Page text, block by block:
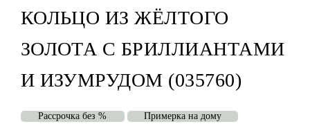
КОЛЬЦО ИЗ ЖЁЛТОГО
ЗОЛОТА С БРИЛЛИАНТАМИ
И ИЗУМРУДОМ (035760)
Рассрочка без % Примерка на дому